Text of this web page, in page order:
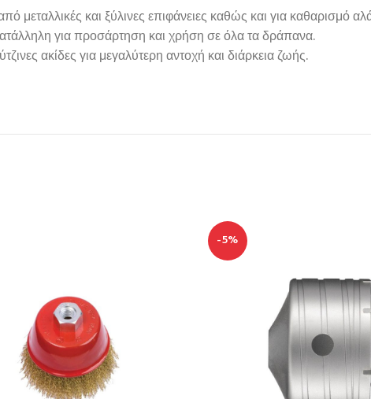
μεταλλικές και ξύλινες επιφάνειες καθώς και για καθαρισμό
για προσάρτηση και χρήση σε όλα τα δράπανα.
ακίδες για μεγαλύτερη αντοχή και διάρκεια ζωής.
-5%